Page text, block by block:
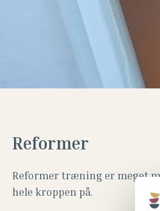
Reformer
Reformer træning er meget
hele kroppen på.